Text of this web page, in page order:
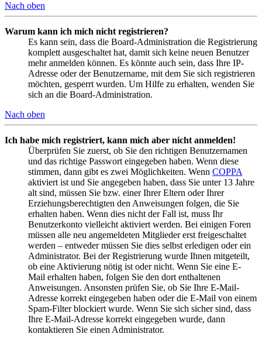
Nach oben
Warum kann ich mich nicht registrieren?
Es kann sein, dass die Board-Administration die Registrierung
komplett ausgeschaltet hat, damit sich keine neuen Benutzer
mehr anmelden können. Es könnte auch sein, dass Ihre IP-
Adresse oder der Benutzername, mit dem Sie sich registrieren
möchten, gesperrt wurden. Um Hilfe zu erhalten, wenden Sie
sich an die Board-Administration.
Nach oben
Ich habe mich registriert, kann mich aber nicht anmelden!
Überprüfen Sie zuerst, ob Sie den richtigen Benutzernamen
und das richtige Passwort eingegeben haben. Wenn diese
stimmen, dann gibt es zwei Möglichkeiten. Wenn COPPA
aktiviert ist und Sie angegeben haben, dass Sie unter 13 Jahre
alt sind, müssen Sie bzw. einer Ihrer Eltern oder Ihrer
Erziehungsberechtigten den Anweisungen folgen, die Sie
erhalten haben. Wenn dies nicht der Fall ist, muss Ihr
Benutzerkonto vielleicht aktiviert werden. Bei einigen Foren
müssen alle neu angemeldeten Mitglieder erst freigeschaltet
werden – entweder müssen Sie dies selbst erledigen oder ein
Administrator. Bei der Registrierung wurde Ihnen mitgeteilt,
ob eine Aktivierung nötig ist oder nicht. Wenn Sie eine E-
Mail erhalten haben, folgen Sie den dort enthaltenen
Anweisungen. Ansonsten prüfen Sie, ob Sie Ihre E-Mail-
Adresse korrekt eingegeben haben oder die E-Mail von einem
Spam-Filter blockiert wurde. Wenn Sie sich sicher sind, dass
Ihre E-Mail-Adresse korrekt eingegeben wurde, dann
kontaktieren Sie einen Administrator.